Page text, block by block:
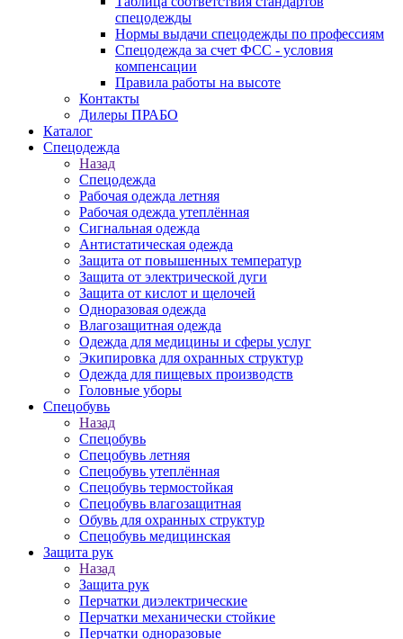
спецодежды
Нормы выдачи спецодежды по профессиям
Спецодежда за счет ФСС - условия
компенсации
Правила работы на высоте
Контакты
Дилеры ПРАБО
Каталог
Спецодежда
Назад
Спецодежда
Рабочая одежда летняя
Рабочая одежда утеплённая
Сигнальная одежда
Антистатическая одежда
Защита от повышенных температур
Защита от электрической дуги
Защита от кислот и щелочей
Одноразовая одежда
Влагозащитная одежда
Одежда для медицины и сферы услуг
Экипировка для охранных структур
Одежда для пищевых производств
Головные уборы
Спецобувь
Назад
Спецобувь
Спецобувь летняя
Спецобувь утеплённая
Спецобувь термостойкая
Спецобувь влагозащитная
Обувь для охранных структур
Спецобувь медицинская
Защита рук
Назад
Защита рук
Перчатки диэлектрические
Перчатки механически стойкие
Перчатки одноразовые